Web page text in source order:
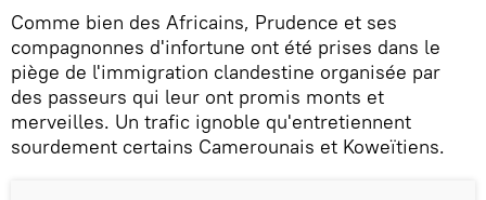
Comme bien des Africains, Prudence et ses
compagnonnes d'infortune ont été prises dans le
piège de l'immigration clandestine organisée par
des passeurs qui leur ont promis monts et
merveilles. Un trafic ignoble qu'entretiennent
sourdement certains Camerounais et Koweïtiens.